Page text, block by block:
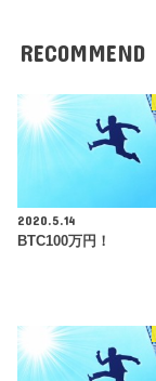
RECOMMEND
2020.5.14
BTC100万円！